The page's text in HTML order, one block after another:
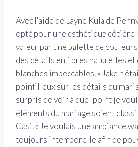
Avec l'aide de Layne Kula de
opté pour une esthétique côtière
valeur par une palette de
des détails en fibres naturelles et
blanches impeccables. « Jake
pointilleux sur les détails du
surpris de voir à quel point je
éléments du mariage soient
Casi. « Je voulais une ambiance
toujours intemporelle afin de